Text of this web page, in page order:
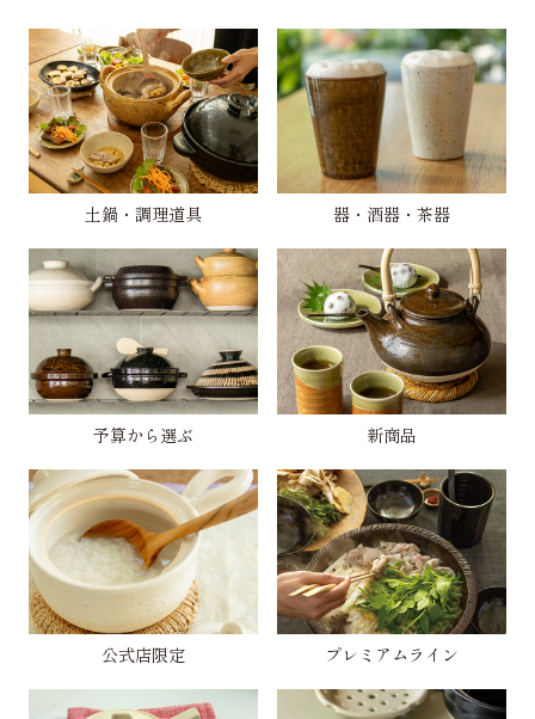
土鍋・調理道具 器・酒器・茶器
予算から選ぶ 新商品
公式店限定 プレミアムライン